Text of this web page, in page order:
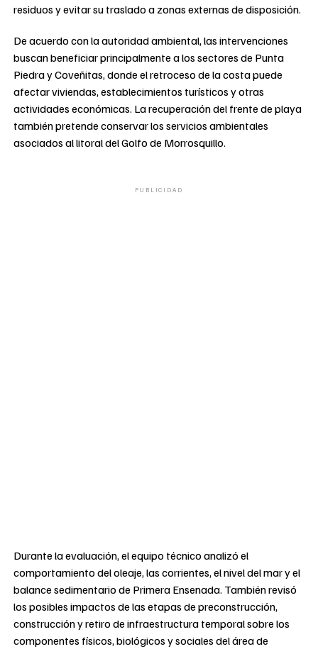
residuos y evitar su traslado a zonas externas de disposición.
De acuerdo con la autoridad ambiental, las intervenciones
buscan beneficiar principalmente a los sectores de Punta
Piedra y Coveñitas, donde el retroceso de la costa puede
afectar viviendas, establecimientos turísticos y otras
actividades económicas. La recuperación del frente de playa
también pretende conservar los servicios ambientales
asociados al litoral del Golfo de Morrosquillo.
PUBLICIDAD
Durante la evaluación, el equipo técnico analizó el
comportamiento del oleaje, las corrientes, el nivel del mar y el
balance sedimentario de Primera Ensenada. También revisó
los posibles impactos de las etapas de preconstrucción,
construcción y retiro de infraestructura temporal sobre los
componentes físicos, biológicos y sociales del área de